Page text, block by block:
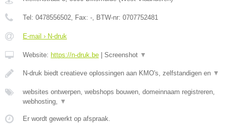
Tel: 0478556502, Fax: -, BTW-nr: 0707752481
E-mail › N-druk
Website: https://n-druk.be Screenshot ▼
N-druk biedt creatieve oplossingen aan KMO's, zelfstandigen en ▼
websites ontwerpen, webshops bouwen, domeinnaam registreren,
webhosting, ▼
Er wordt gewerkt op afspraak.